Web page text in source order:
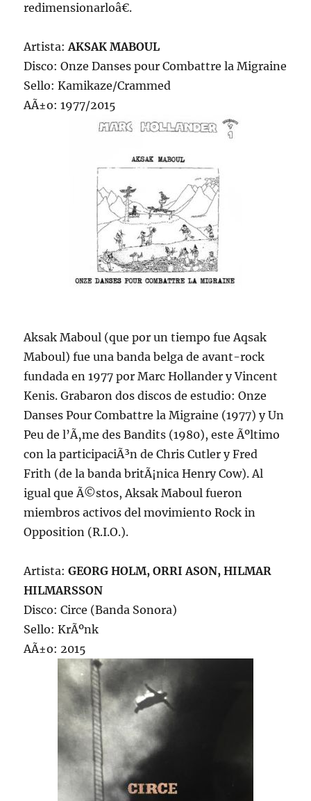
redimensionarloâ€.
Artista:AKSAK MABOUL
Disco: Onze Danses pour Combattre la Migraine
Sello: Kamikaze/Crammed
AÃ±o: 1977/2015
Aksak Maboul (que por un tiempo fue Aqsak
Maboul) fue una banda belga de avant-rock
fundada en 1977 por Marc Hollander y Vincent
Kenis. Grabaron dos discos de estudio: Onze
Danses Pour Combattre la Migraine (1977) y Un
Peu de l’Ã‚me des Bandits (1980), este Ãºltimo
con la participaciÃ³n de Chris Cutler y Fred
Frith (de la banda britÃ¡nica Henry Cow). Al
igual que Ã©stos, Aksak Maboul fueron
miembros activos del movimiento Rock in
Opposition (R.I.O.).
Artista:GEORG HOLM, ORRI ASON, HILMAR
HILMARSSON
Disco: Circe (Banda Sonora)
Sello: KrÃºnk
AÃ±o: 2015